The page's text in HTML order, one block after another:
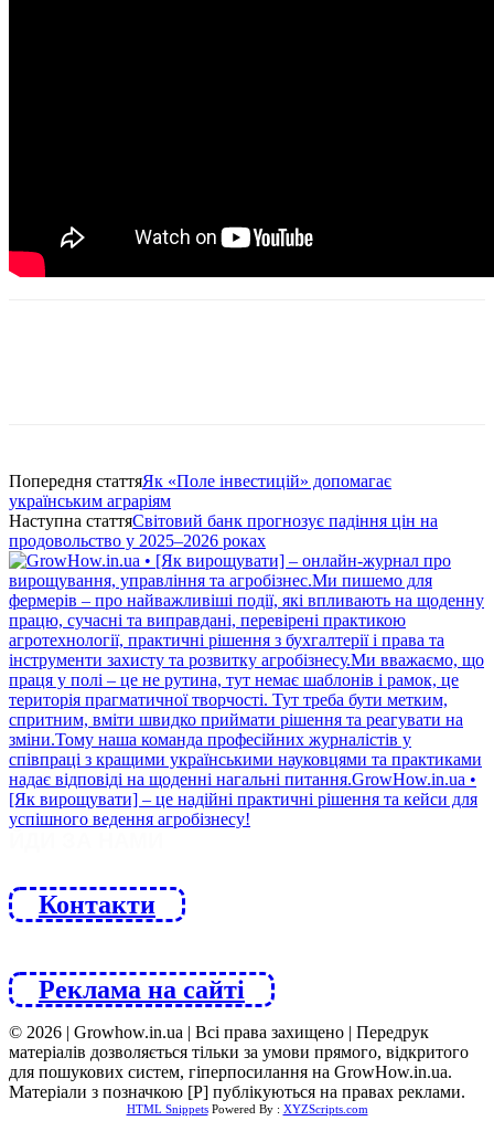
Попередня статтяЯк «Поле інвестицій» допомагає
українським аграріям
Наступна статтяСвітовий банк прогнозує падіння цін на
продовольство у 2025–2026 роках
Контакти
Реклама на сайті
© 2026 | Growhow.in.ua | Всі права захищено | Передрук
матеріалів дозволяється тільки за умови прямого, відкритого
для пошукових систем, гіперпосилання на GrowHow.in.ua.
Матеріали з позначкою [Р] публікуються на правах реклами.
HTML SnippetsPowered By : XYZScripts.com